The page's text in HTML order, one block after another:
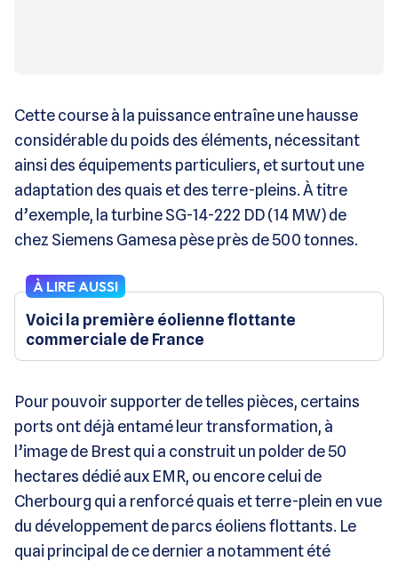
Cette course à la puissance entraîne une hausse
considérable du poids des éléments, nécessitant
ainsi des équipements particuliers, et surtout une
adaptation des quais et des terre-pleins. À titre
d’exemple, la turbine SG-14-222 DD (14 MW) de
chez Siemens Gamesa pèse près de 500 tonnes.
À LIRE AUSSI
Voici la première éolienne flottante
commerciale de France
Pour pouvoir supporter de telles pièces, certains
ports ont déjà entamé leur transformation, à
l’image de Brest qui a construit un polder de 50
hectares dédié aux EMR, ou encore celui de
Cherbourg qui a renforcé quais et terre-plein en vue
du développement de parcs éoliens flottants. Le
quai principal de ce dernier a notamment été